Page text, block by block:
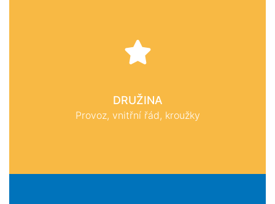
DRUŽINA
Provoz, vnitřní řád, kroužky